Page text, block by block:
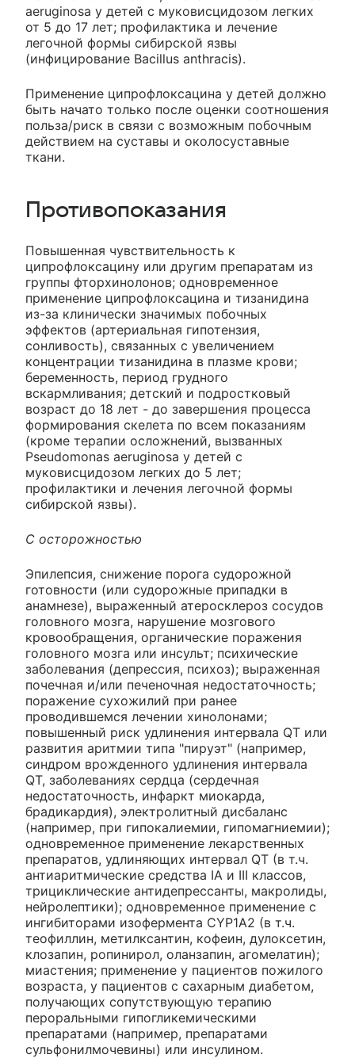
aeruginosa у детей с муковисцидозом легких
от 5 до 17 лет; профилактика и лечение
легочной формы сибирской язвы
(инфицирование Bacillus anthracis).
Применение ципрофлоксацина у детей должно
быть начато только после оценки соотношения
польза/риск в связи с возможным побочным
действием на суставы и околосуставные
ткани.
Противопоказания
Повышенная чувствительность к
ципрофлоксацину или другим препаратам из
группы фторхинолонов; одновременное
применение ципрофлоксацина и тизанидина
из-за клинически значимых побочных
эффектов (артериальная гипотензия,
сонливость), связанных с увеличением
концентрации тизанидина в плазме крови;
беременность, период грудного
вскармливания; детский и подростковый
возраст до 18 лет - до завершения процесса
формирования скелета по всем показаниям
(кроме терапии осложнений, вызванных
Pseudomonas aeruginosa у детей с
муковисцидозом легких до 5 лет;
профилактики и лечения легочной формы
сибирской язвы).
С осторожностью
Эпилепсия, снижение порога судорожной
готовности (или судорожные припадки в
анамнезе), выраженный атеросклероз сосудов
головного мозга, нарушение мозгового
кровообращения, органические поражения
головного мозга или инсульт; психические
заболевания (депрессия, психоз); выраженная
почечная и/или печеночная недостаточность;
поражение сухожилий при ранее
проводившемся лечении хинолонами;
повышенный риск удлинения интервала QT или
развития аритмии типа "пируэт" (например,
синдром врожденного удлинения интервала
QT, заболеваниях сердца (сердечная
недостаточность, инфаркт миокарда,
брадикардия), электролитный дисбаланс
(например, при гипокалиемии, гипомагниемии);
одновременное применение лекарственных
препаратов, удлиняющих интервал QT (в т.ч.
антиаритмические средства IA и III классов,
трициклические антидепрессанты, макролиды,
нейролептики); одновременное применение с
ингибиторами изофермента CYP1A2 (в т.ч.
теофиллин, метилксантин, кофеин, дулоксетин,
клозапин, ропинирол, оланзапин, агомелатин);
миастения; применение у пациентов пожилого
возраста, у пациентов с сахарным диабетом,
получающих сопутствующую терапию
пероральными гипогликемическими
препаратами (например, препаратами
сульфонилмочевины) или инсулином.